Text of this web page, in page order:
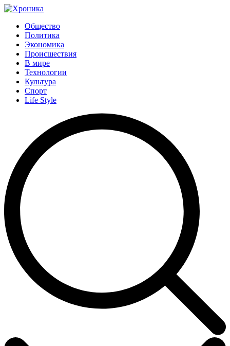
Общество
Политика
Экономика
Происшествия
В мире
Технологии
Культура
Спорт
Life Style